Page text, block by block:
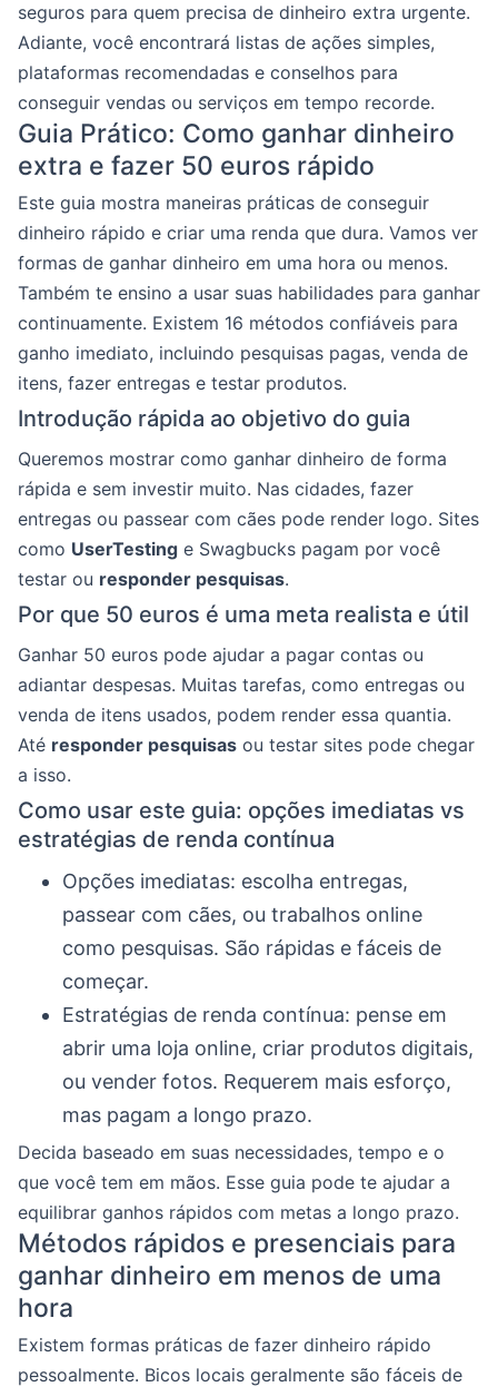
seguros para quem precisa de dinheiro extra urgente.
Adiante, você encontrará listas de ações simples,
plataformas recomendadas e conselhos para
conseguir vendas ou serviços em tempo recorde.
Guia Prático: Como ganhar dinheiro
extra e fazer 50 euros rápido
Este guia mostra maneiras práticas de conseguir
dinheiro rápido e criar uma renda que dura. Vamos ver
formas de ganhar dinheiro em uma hora ou menos.
Também te ensino a usar suas habilidades para ganhar
continuamente. Existem 16 métodos confiáveis para
ganho imediato, incluindo pesquisas pagas, venda de
itens, fazer entregas e testar produtos.
Introdução rápida ao objetivo do guia
Queremos mostrar como ganhar dinheiro de forma
rápida e sem investir muito. Nas cidades, fazer
entregas ou passear com cães pode render logo. Sites
como UserTesting e Swagbucks pagam por você
testar ou responder pesquisas.
Por que 50 euros é uma meta realista e útil
Ganhar 50 euros pode ajudar a pagar contas ou
adiantar despesas. Muitas tarefas, como entregas ou
venda de itens usados, podem render essa quantia.
Até responder pesquisas ou testar sites pode chegar
a isso.
Como usar este guia: opções imediatas vs
estratégias de renda contínua
Opções imediatas: escolha entregas,
passear com cães, ou trabalhos online
como pesquisas. São rápidas e fáceis de
começar.
Estratégias de renda contínua: pense em
abrir uma loja online, criar produtos digitais,
ou vender fotos. Requerem mais esforço,
mas pagam a longo prazo.
Decida baseado em suas necessidades, tempo e o
que você tem em mãos. Esse guia pode te ajudar a
equilibrar ganhos rápidos com metas a longo prazo.
Métodos rápidos e presenciais para
ganhar dinheiro em menos de uma
hora
Existem formas práticas de fazer dinheiro rápido
pessoalmente. Bicos locais geralmente são fáceis de